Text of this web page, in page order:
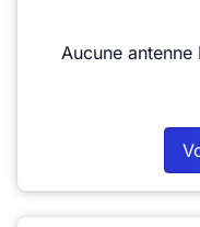
Aucune